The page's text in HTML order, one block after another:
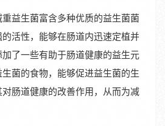
益生菌富含多种优质的益生菌菌
活性，能够在肠道内迅速定植并
了一些有助于肠道健康的益生元
菌的食物，能够促进益生菌的生
肠道健康的改善作用，从而为减